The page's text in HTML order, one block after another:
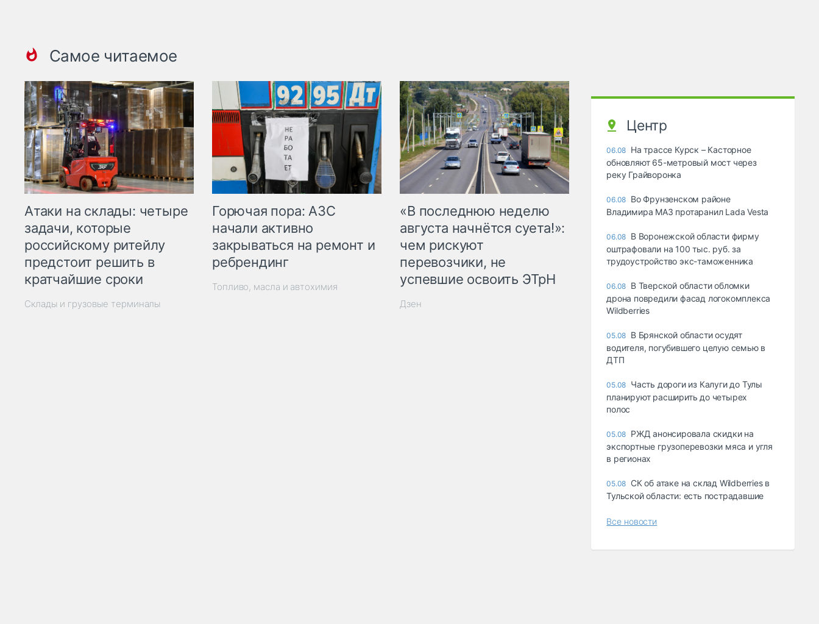
Самое читаемое
Атаки на склады: четыре
задачи, которые
российскому ритейлу
предстоит решить в
кратчайшие сроки
Склады и грузовые терминалы
Горючая пора: АЗС
начали активно
закрываться на ремонт и
ребрендинг
Топливо, масла и автохимия
«В последнюю неделю
августа начнётся суета!»:
чем рискуют
перевозчики, не
успевшие освоить ЭТрН
Дзен
Центр
06.08 На трассе Курск – Касторное
обновляют 65-метровый мост через
реку Грайворонка
06.08 Во Фрунзенском районе
Владимира МАЗ протаранил Lada Vesta
06.08 В Воронежской области фирму
оштрафовали на 100 тыс. руб. за
трудоустройство экс-таможенника
06.08 В Тверской области обломки
дрона повредили фасад логокомплекса
Wildberries
05.08 В Брянской области осудят
водителя, погубившего целую семью в
ДТП
05.08 Часть дороги из Калуги до Тулы
планируют расширить до четырех
полос
05.08 РЖД анонсировала скидки на
экспортные грузоперевозки мяса и угля
в регионах
05.08 СК об атаке на склад Wildberries в
Тульской области: есть пострадавшие
Все новости